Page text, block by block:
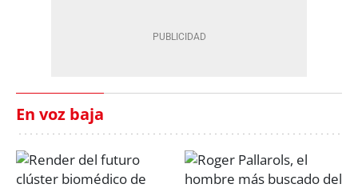
En voz baja